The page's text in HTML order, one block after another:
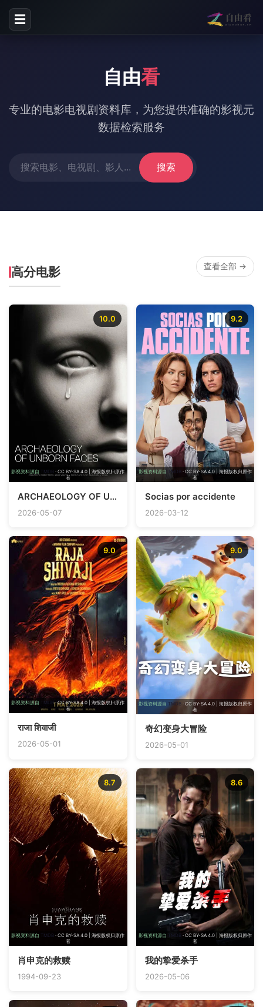
☰
自由看
专业的电影电视剧资料库，为您提供准确的影视元
数据检索服务
搜索
高分电影 查看全部 →
影视资料源自 TMDB · CC BY-SA 4.0 | 海报版权归原作
者
10.0
ARCHAEOLOGY OF UNBORN FACES
2026-05-07
影视资料源自 TMDB · CC BY-SA 4.0 | 海报版权归原作
者
9.2
Socias por accidente
2026-03-12
影视资料源自 TMDB· CC BY-SA 4.0 | 海报版权归原作
者
9.0
राजा शिवाजी
2026-05-01
影视资料源自 TMDB· CC BY-SA 4.0 | 海报版权归原作
者
9.0
奇幻变身大冒险
2026-05-01
影视资料源自 TMDB · CC BY-SA 4.0 | 海报版权归原作
者
8.7
肖申克的救赎
1994-09-23
影视资料源自 TMDB · CC BY-SA 4.0 | 海报版权归原作
者
8.6
我的挚爱杀手
2026-05-06